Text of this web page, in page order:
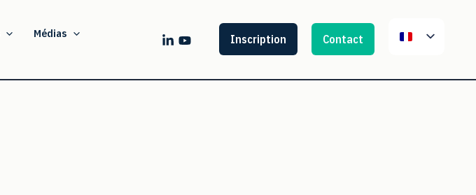
Médias
Inscription Contact